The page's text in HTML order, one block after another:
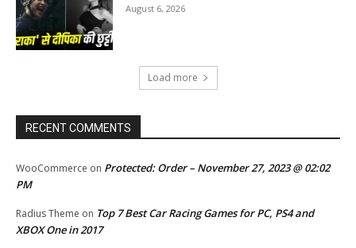
August 6, 2026
Load more
RECENT COMMENTS
WooCommerce on Protected: Order – November 27, 2023 @ 02:02
PM
Radius Theme on Top 7 Best Car Racing Games for PC, PS4 and
XBOX One in 2017